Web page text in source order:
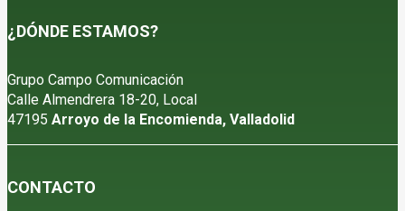
¿DÓNDE ESTAMOS?
Grupo Campo Comunicación
Calle Almendrera 18-20, Local
47195 Arroyo de la Encomienda, Valladolid
CONTACTO